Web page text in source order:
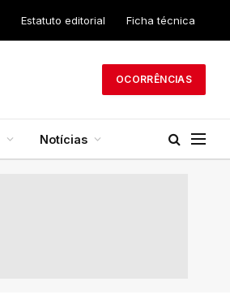
Estatuto editorial Ficha técnica
OCORRÊNCIAS
Notícias